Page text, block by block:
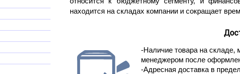
находится на складах компании и сокращает
-Наличие товара на складе,
менеджером после
-Адресная доставка в